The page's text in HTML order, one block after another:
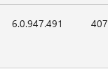
6.0.947.491